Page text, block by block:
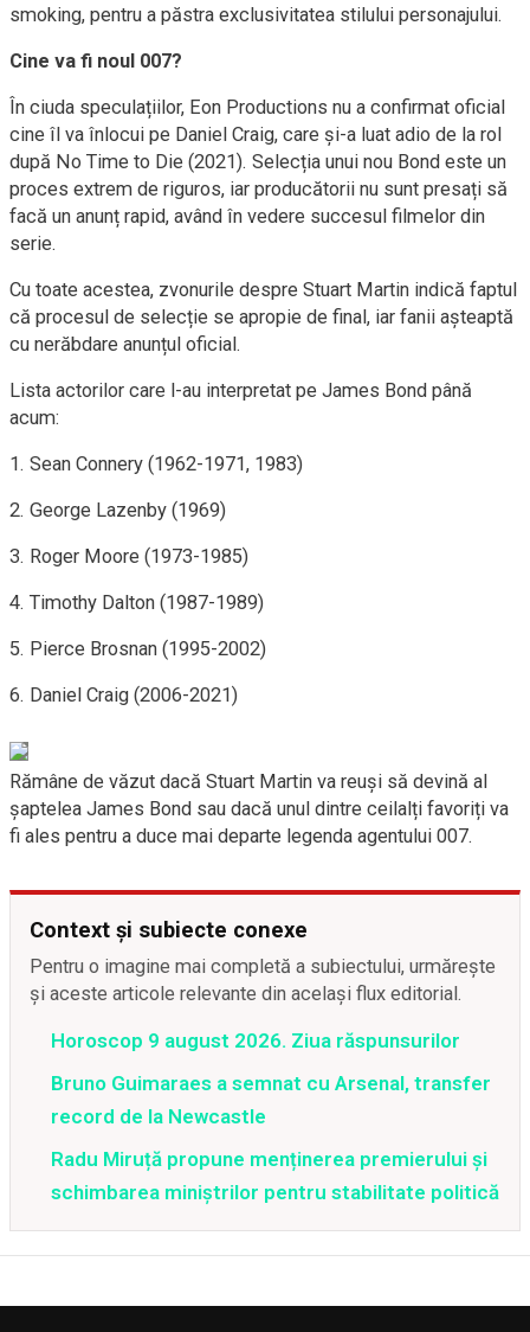
smoking, pentru a păstra exclusivitatea stilului personajului.
Cine va fi noul 007?
În ciuda speculațiilor, Eon Productions nu a confirmat oficial
cine îl va înlocui pe Daniel Craig, care și-a luat adio de la rol
după No Time to Die (2021). Selecția unui nou Bond este un
proces extrem de riguros, iar producătorii nu sunt presați să
facă un anunț rapid, având în vedere succesul filmelor din
serie.
Cu toate acestea, zvonurile despre Stuart Martin indică faptul
că procesul de selecție se apropie de final, iar fanii așteaptă
cu nerăbdare anunțul oficial.
Lista actorilor care l-au interpretat pe James Bond până
acum:
1. Sean Connery (1962-1971, 1983)
2. George Lazenby (1969)
3. Roger Moore (1973-1985)
4. Timothy Dalton (1987-1989)
5. Pierce Brosnan (1995-2002)
6. Daniel Craig (2006-2021)
Rămâne de văzut dacă Stuart Martin va reuși să devină al
șaptelea James Bond sau dacă unul dintre ceilalți favoriți va
fi ales pentru a duce mai departe legenda agentului 007.
Context și subiecte conexe
Pentru o imagine mai completă a subiectului, urmărește
și aceste articole relevante din același flux editorial.
Horoscop 9 august 2026. Ziua răspunsurilor
Bruno Guimaraes a semnat cu Arsenal, transfer
record de la Newcastle
Radu Miruță propune menținerea premierului și
schimbarea miniștrilor pentru stabilitate politică